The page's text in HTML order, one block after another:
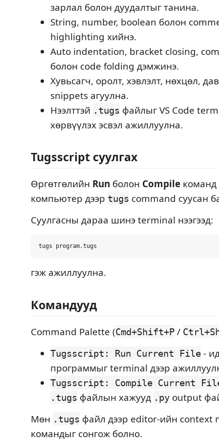
зарлал болон дуудалтыг танина.
String, number, boolean болон
highlighting хийнэ.
Auto indentation, bracket closing,
болон code folding дэмжинэ.
Хувьсагч, оролт, хэвлэлт, нөхцөл,
snippets агуулна.
Нээлттэй .tugs файлыг VS Code
хөрвүүлэх эсвэл ажиллуулна.
Tugsscript суулгах
Өргөтгөлийн Run болон Compile
компьютер дээр tugs command суусан
Суулгасны дараа шинэ terminal нээгээд:
гэж ажиллуулна.
Командууд
Command Palette (Cmd+Shift+P /
Tugsscript: Run Current File -
программыг terminal дээр
Tugsscript: Compile Current
.tugs файлын хажууд .py output
Мөн .tugs файл дээр editor-ийн context
командыг сонгож болно.